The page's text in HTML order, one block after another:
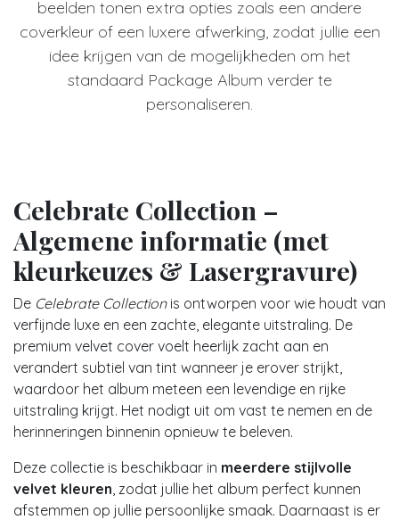
beelden tonen extra opties zoals een andere
coverkleur of een luxere afwerking, zodat jullie een
idee krijgen van de mogelijkheden om het
standaard Package Album verder te
personaliseren.
Celebrate Collection –
Algemene informatie (met
kleurkeuzes & Lasergravure)
De Celebrate Collectionis ontworpen voor wie houdt van
verfijnde luxe en een zachte, elegante uitstraling. De
premium velvet cover voelt heerlijk zacht aan en
verandert subtiel van tint wanneer je erover strijkt,
waardoor het album meteen een levendige en rijke
uitstraling krijgt. Het nodigt uit om vast te nemen en de
herinneringen binnenin opnieuw te beleven.
Deze collectie is beschikbaar in meerdere stijlvolle
velvet kleuren , zodat jullie het album perfect kunnen
afstemmen op jullie persoonlijke smaak. Daarnaast is er